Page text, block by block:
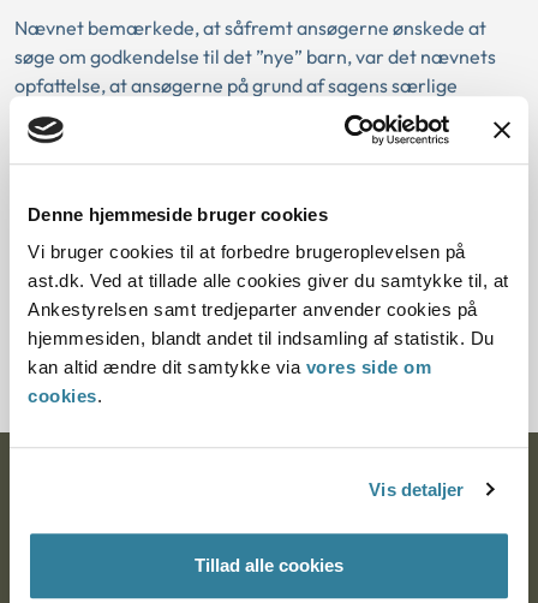
Denne hjemmeside bruger cookies
Vi bruger cookies til at forbedre brugeroplevelsen på
ast.dk. Ved at tillade alle cookies giver du samtykke til, at
Ankestyrelsen samt tredjeparter anvender cookies på
hjemmesiden, blandt andet til indsamling af statistik. Du
kan altid ændre dit samtykke via vores side om
cookies.
Vis detaljer
Tillad alle cookies
Nævnet bemærkede, at såfremt ansøgerne ønskede at
søge om godkendelse til det ”nye” barn, var det nævnets
opfattelse, at ansøgerne på grund af sagens særlige
omstændigheder kunne bevare deres godkendelse til det
”første” barn så længe det undersøges, om ansøgerne
kunne godkendes til det ”nye” barn. Ansøgerne skulle dog i
barn på tidspunktet for godkendelse til det ”nye” barn.
Nævnet bad derfor samtidig samrådet om at rette
henvendelse til ansøgerne med henblik på at fastslå,
hvorvidt De ønsker at søge om godkendelse til det ”nye”
barn.
Postadresse: